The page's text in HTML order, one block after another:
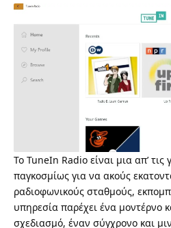
Το TuneIn Radio είναι μια απ’
παγκοσμίως για να ακούς
ραδιοφωνικούς σταθμούς,
υπηρεσία παρέχει ένα μοντέρνο
σχεδιασμό, έναν σύγχρονο και